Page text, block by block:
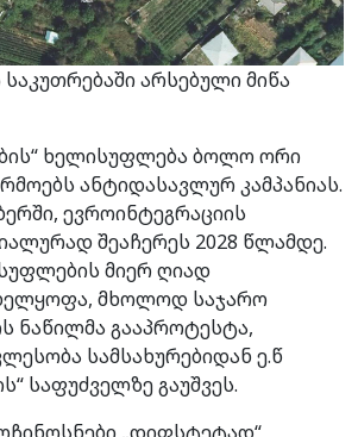
არსებული მიწა
ხელისუფლება ბოლო ორი
ანტიდასავლურ კამპანიას.
ევროინტეგრაციის
შეაჩერეს 2028 წლამდე.
მიერ ღიად
მხოლოდ საჯარო
ნაწილმა გააპროტესტა,
სამსახურებიდან ე.წ
საფუძველზე გაუშვეს.